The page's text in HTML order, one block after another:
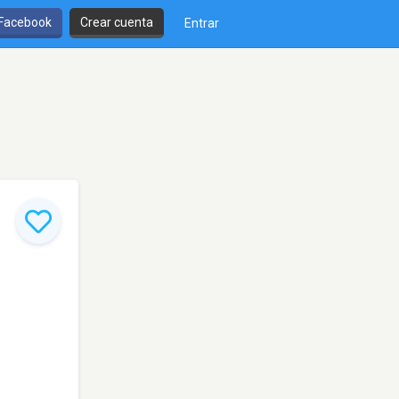
Crear cuenta Entrar